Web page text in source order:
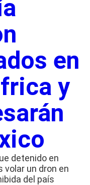
en
y
detenido en
volar un dron en
del país